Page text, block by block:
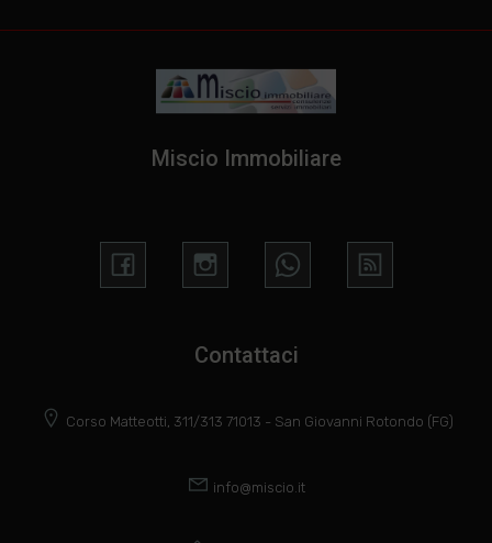
Miscio Immobiliare
Contattaci
Corso Matteotti, 311/313 71013 - San Giovanni Rotondo (FG)
info@miscio.it